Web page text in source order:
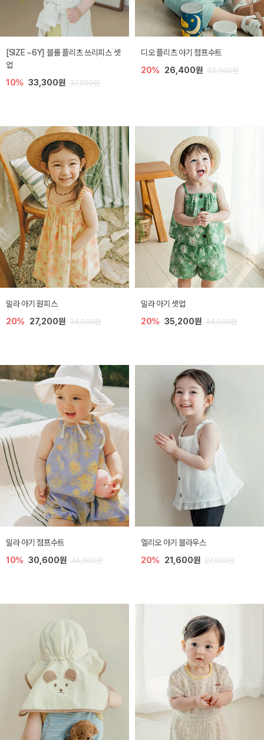
[SIZE ~6Y] 블룸 플리츠 쓰리피스 셋
업
10% 33,300원 37,000원
디오 플리츠 아기 점프수트
20% 26,400원 33,000원
밀라 아기 원피스
20% 27,200원 34,000원
밀라 아기 셋업
20% 35,200원 44,000원
밀라 아기 점프수트
10% 30,600원 34,000원
엘리오 아기 블라우스
20% 21,600원 27,000원